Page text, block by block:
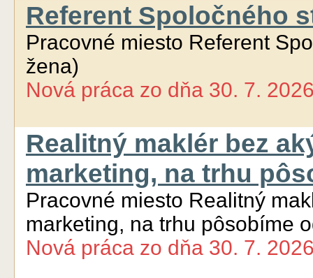
Referent Spoločného
Pracovné miesto Referent
žena)
Nová práca zo dňa 30. 7.
Realitný maklér bez
marketing, na trhu
Pracovné miesto Realitný
marketing, na trhu pôsobíme
Nová práca zo dňa 30. 7.